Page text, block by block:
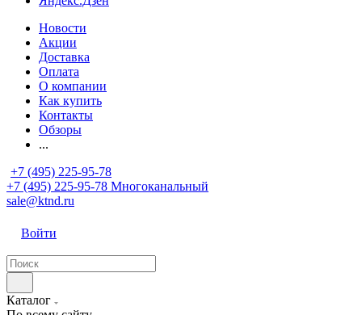
Новости
Акции
Доставка
Оплата
О компании
Как купить
Контакты
Обзоры
...
+7 (495) 225-95-78
+7 (495) 225-95-78 Многоканальный
sale@ktnd.ru
Войти
Каталог